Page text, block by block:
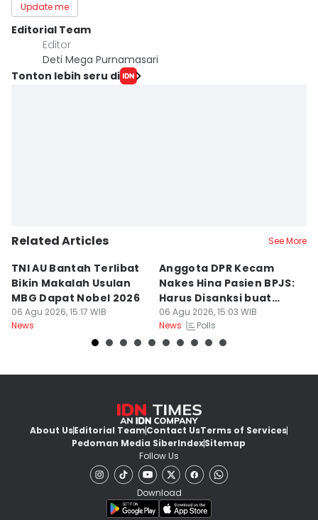
Update me
Editorial Team
Editor
Deti Mega Purnamasari
Tonton lebih seru di
Related Articles See More
TNI AU Bantah Terlibat
Bikin Makalah Usulan
MBG Dapat Nobel 2026
06 Agu 2026, 15:17 WIB
News
Anggota DPR Kecam
Nakes Hina Pasien BPJS:
Harus Disanksi buat
Pelajaran
06 Agu 2026, 15:03 WIB
News
Polls
About UsEditorial TeamContact UsTerms of Services
Pedoman Media SiberIndexSitemap
Follow Us
Download